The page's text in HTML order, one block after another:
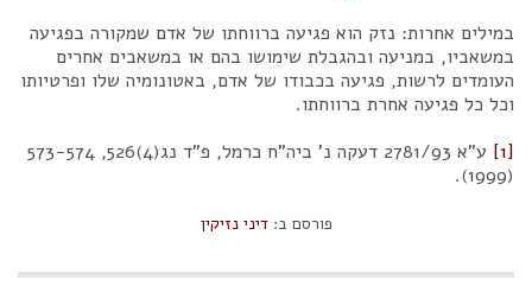
במילים אחרות: נזק הוא פגיעה ברווחתו של אדם שמקורה בפגיעה
במשאביו, במניעה ובהגבלת שימושו בהם או במשאבים אחרים
העומדים לרשות, פגיעה בכבודו של אדם, באטונומיה שלו ופרטיותו
וכל כל פגיעה אחרת ברווחתו.
[1]
ע"א 2781/93 דעקה נ' ביה"ח כרמל, פ"ד נג(4)526, 573-574
(1999).
פורסם ב:דיני נזיקין